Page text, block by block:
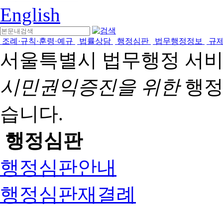
English
조례·규칙·훈령·예규 법률상담 행정심판 법무행정정보 규
서울특별시 법무행정 서
시민권익증진을 위한행
습니다.
행정심판
행정심판안내
행정심판재결례